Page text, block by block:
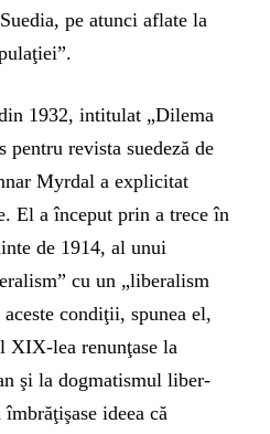
pe atunci aflate la
1932, intitulat „Dilema
revista suedeză de
Myrdal a explicitat
El a început prin a trece în
de 1914, al unui
cu un „liberalism
condiţii, spunea el,
XIX-lea renunţase la
şi la dogmatismul liber-
ideea că